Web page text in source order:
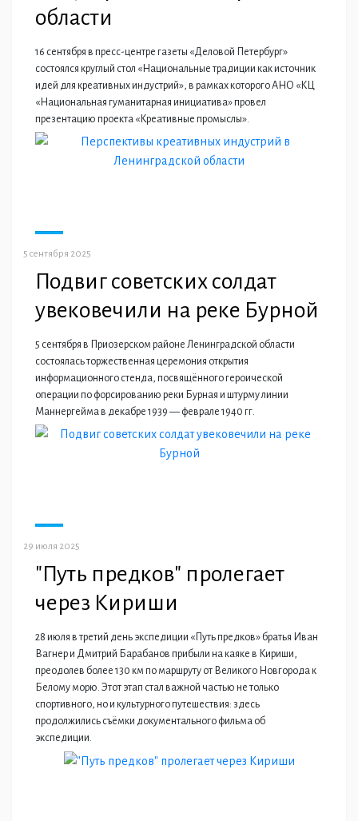
области
16 сентября в пресс-центре газеты «Деловой Петербург»
состоялся круглый стол «Национальные традиции как источник
идей для креативных индустрий», в рамках которого АНО «КЦ
«Национальная гуманитарная инициатива» провел
презентацию проекта «Креативные промыслы».
5 сентября 2025
Подвиг советских солдат
увековечили на реке Бурной
5 сентября в Приозерском районе Ленинградской области
состоялась торжественная церемония открытия
информационного стенда, посвящённого героической
операции по форсированию реки Бурная и штурму линии
Маннергейма в декабре 1939 — феврале 1940 гг.
29 июля 2025
"Путь предков" пролегает
через Кириши
28 июля в третий день экспедиции «Путь предков» братья Иван
Вагнер и Дмитрий Барабанов прибыли на каяке в Кириши,
преодолев более 130 км по маршруту от Великого Новгорода к
Белому морю. Этот этап стал важной частью не только
спортивного, но и культурного путешествия: здесь
продолжились съёмки документального фильма об
экспедиции.